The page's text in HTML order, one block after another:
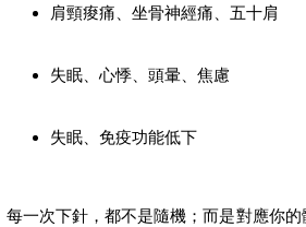
肩頸痠痛、坐骨神經痛、五十肩
失眠、心悸、頭暈、焦慮
失眠、免疫功能低下
每一次下針，都不是隨機；而是對應你的